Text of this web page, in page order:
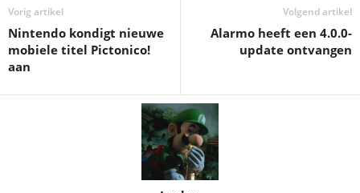
Vorig artikel
Nintendo kondigt nieuwe
mobiele titel Pictonico!
aan
Volgend artikel
Alarmo heeft een 4.0.0-
update ontvangen